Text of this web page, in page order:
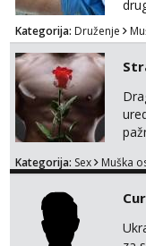
Kategorija: Druženje
Kategorija: Sex Muška